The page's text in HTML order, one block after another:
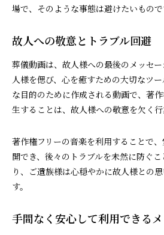
場で、そのような事態は避けたいもので
故人への敬意とトラブル回避
葬儀動画は、故人様への最後のメッセ
人様を偲び、心を癒すための大切なツ
な目的のために作成される動画で、著
生することは、故人様への敬意を欠く行
著作権フリーの音楽を利用することで
開でき、後々のトラブルを未然に防ぐ
り、ご遺族様は心穏やかに故人様との
す。
手間なく安心して利用できる